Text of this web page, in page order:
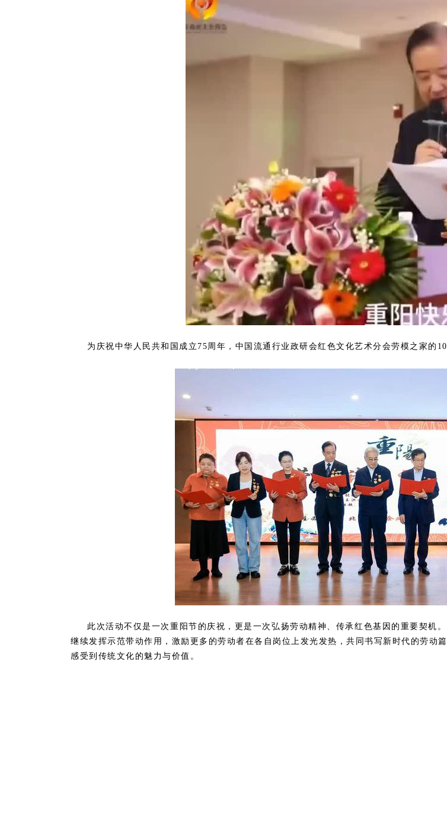
为庆祝中华人民共和国成立 75周年，中国流通行业政研会红色文化艺术分会劳模之家的 10
此次活动不仅是一次重阳节的庆祝，更是一次弘扬劳动精神、传承红色基因的重要契机
继续发挥示范带动作用，激励更多的劳动者在各自岗位上发光发热，共同书写新时代的劳动
感受到传统文化的魅力与价值。